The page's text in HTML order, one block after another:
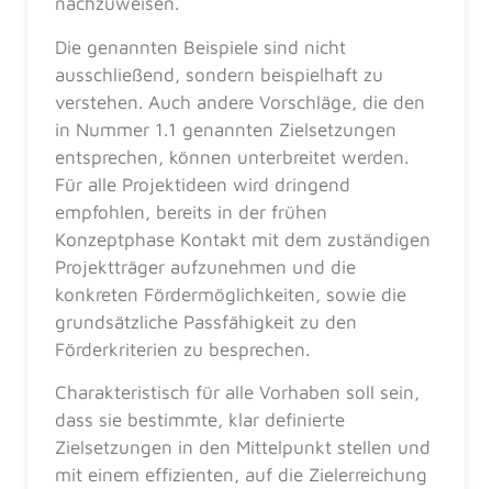
Die genannten Beispiele sind nicht
ausschließend, sondern beispielhaft zu
verstehen. Auch andere Vorschläge, die den
in Nummer 1.1 genannten Zielsetzungen
entsprechen, können unterbreitet werden.
Für alle Projektideen wird dringend
empfohlen, bereits in der frühen
Konzeptphase Kontakt mit dem zuständigen
Projektträger aufzunehmen und die
konkreten Fördermöglichkeiten, sowie die
grundsätzliche Passfähigkeit zu den
Förderkriterien zu besprechen.
Charakteristisch für alle Vorhaben soll sein,
dass sie bestimmte, klar definierte
Zielsetzungen in den Mittelpunkt stellen und
mit einem effizienten, auf die Zielerreichung